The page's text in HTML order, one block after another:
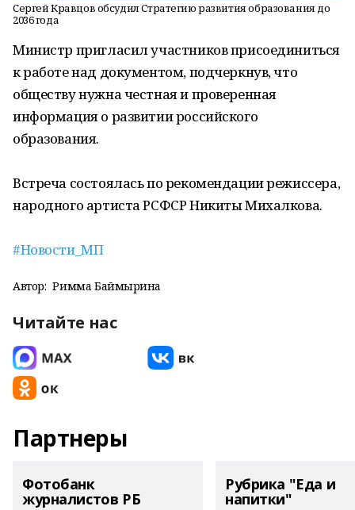
Сергей Кравцов обсудил Стратегию развития образования до
2036 года
Министр пригласил участников присоединиться
к работе над документом, подчеркнув, что
обществу нужна честная и проверенная
информация о развитии российского
образования.
Встреча состоялась по рекомендации режиссера,
народного артиста РСФСР Никиты Михалкова.
#Новости_МП
Автор: Римма Баймырҙина
Читайте нас
Партнеры
Фотобанк
журналистов РБ
Рубрика "Еда и
напитки"